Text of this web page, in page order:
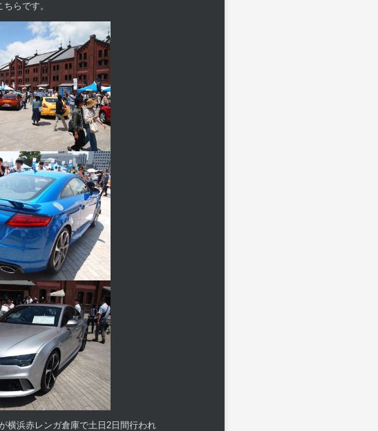
らです。
横浜赤レンガ倉庫で土日2日間行われ